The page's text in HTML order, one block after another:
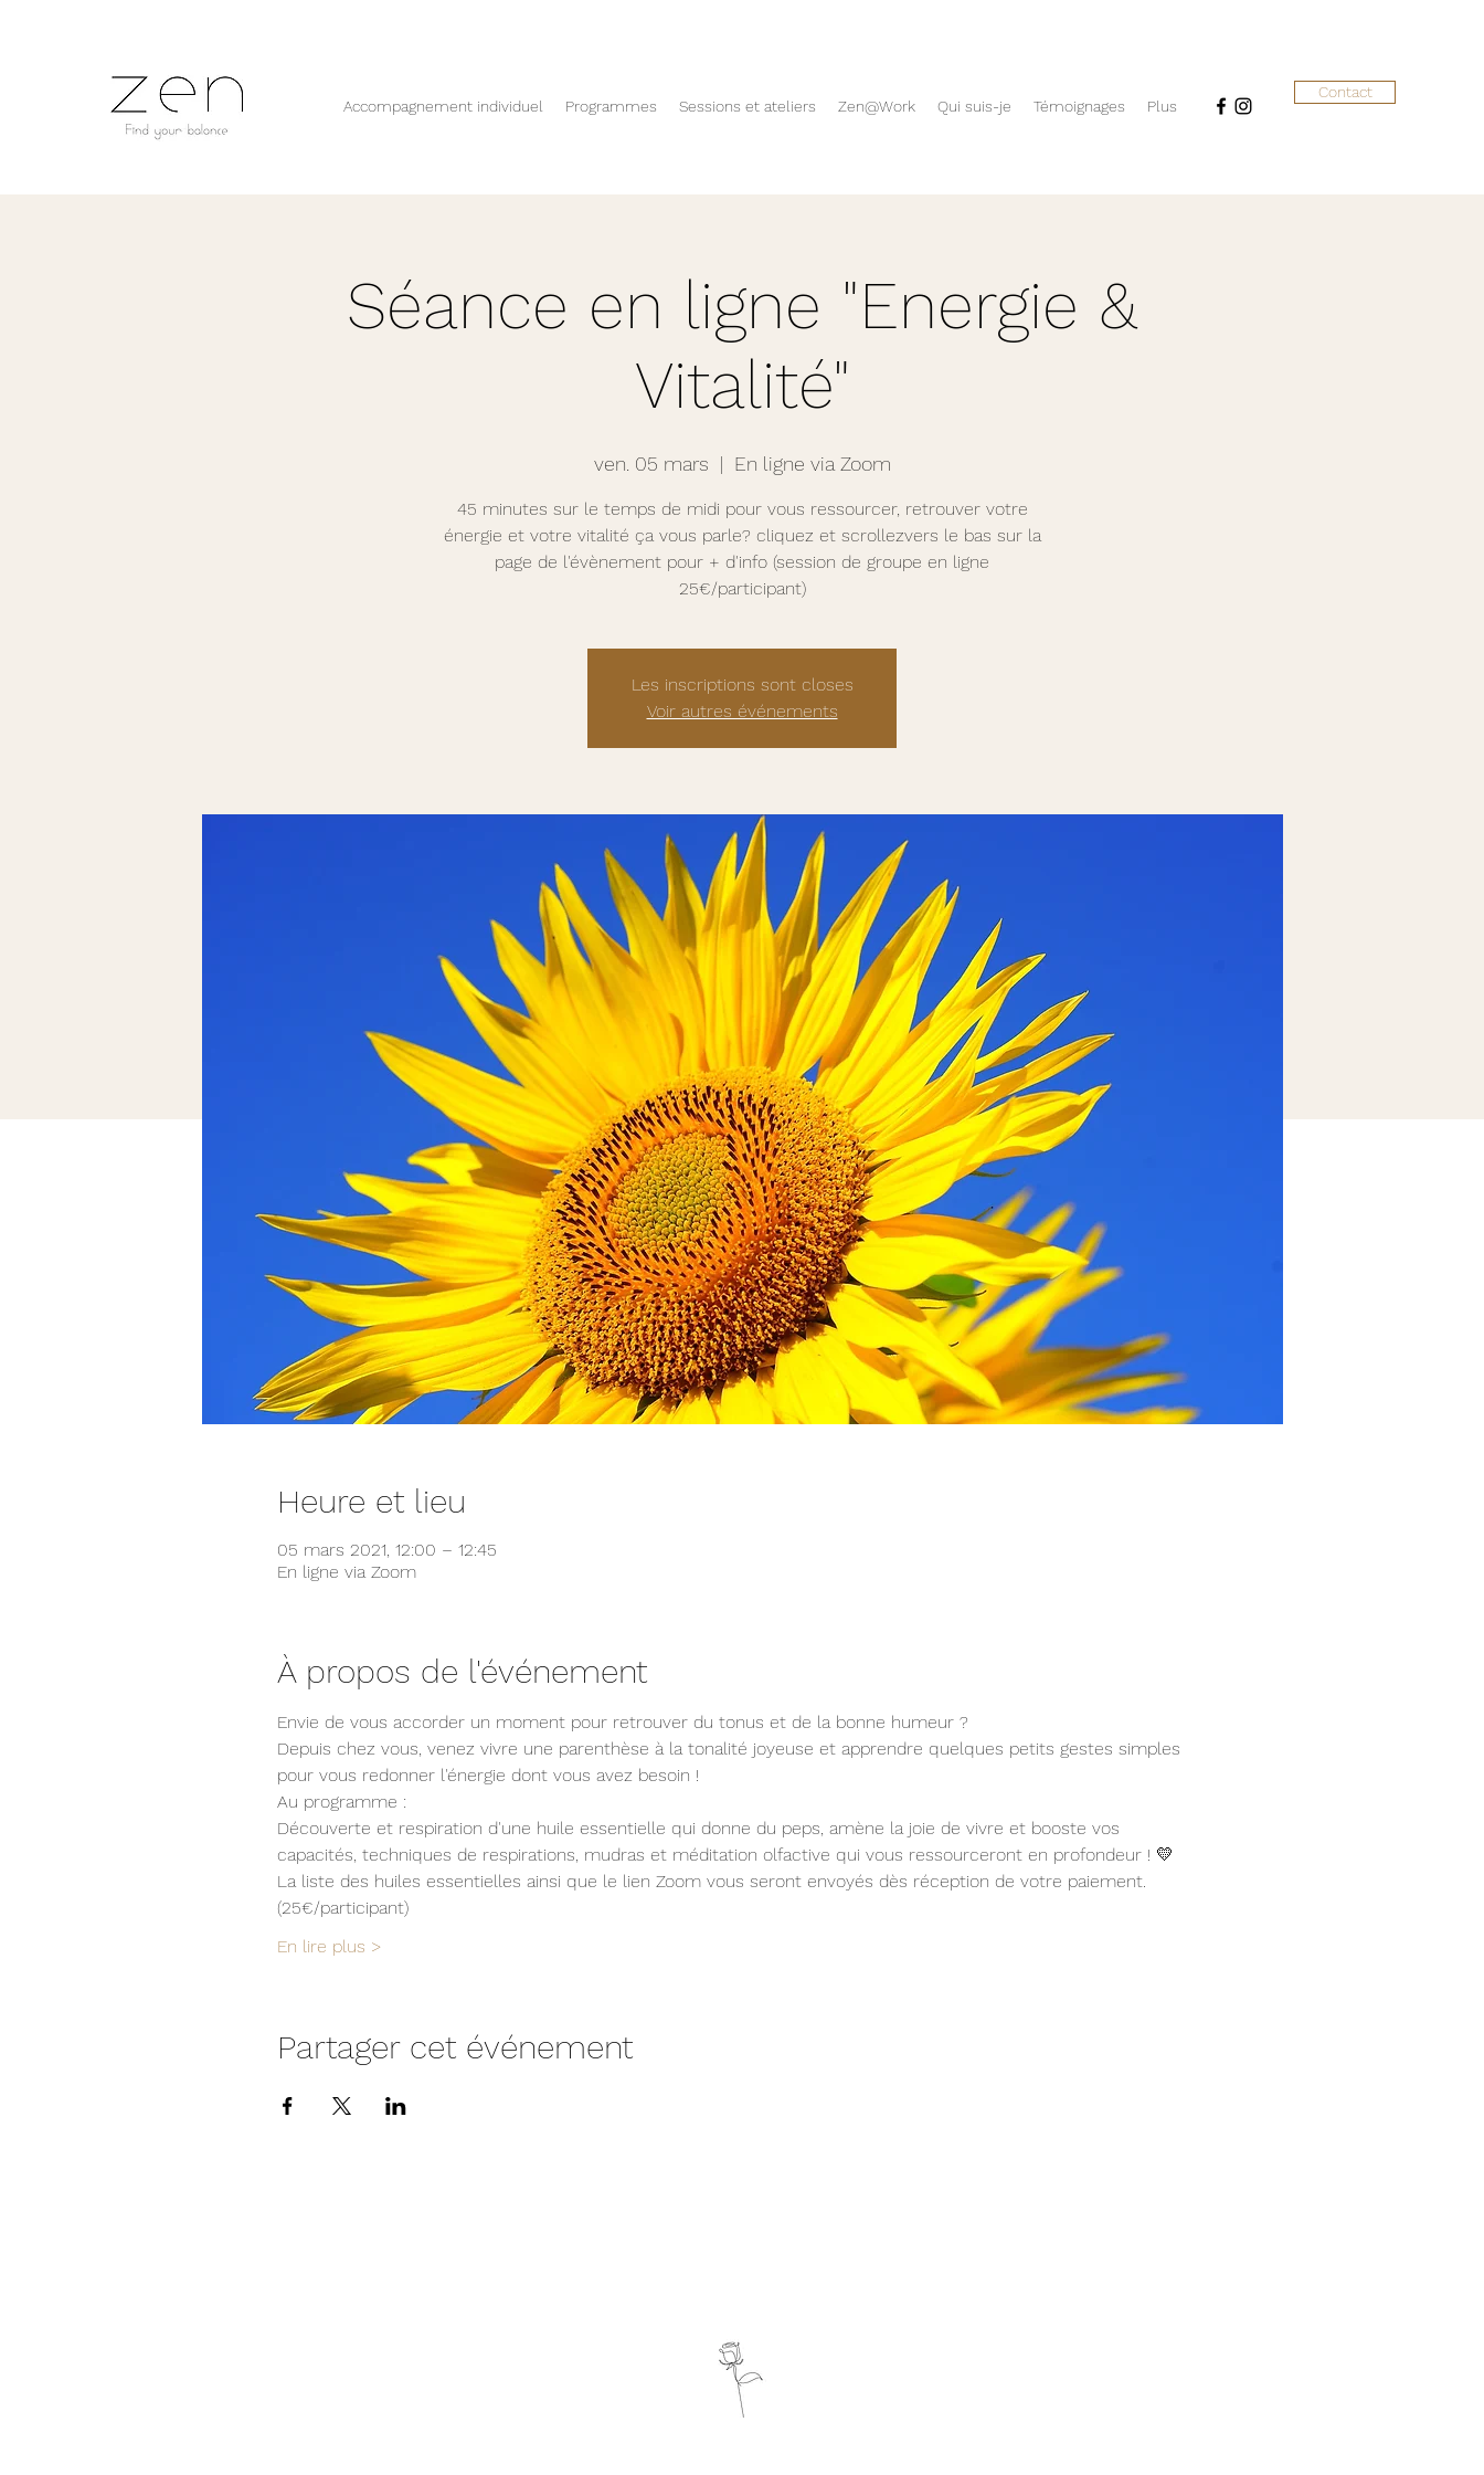
Accompagnement individuel Programmes Sessions et ateliers Zen@Work Qui suis-je Témoignages Plus
Contact
Séance en ligne "Energie &
Vitalité"
ven. 05 mars
  |
En ligne via Zoom
45 minutes sur le temps de midi pour vous ressourcer, retrouver votre
énergie et votre vitalité ça vous parle? cliquez et scrollezvers le bas sur la
page de l'évènement pour + d'info (session de groupe en ligne
25€/participant)
Les inscriptions sont closes
Voir autres événements
Heure et lieu
05 mars 2021, 12:00 – 12:45
En ligne via Zoom
À propos de l'événement
Envie de vous accorder un moment pour retrouver du tonus et de la bonne humeur ?
Depuis chez vous, venez vivre une parenthèse à la tonalité joyeuse et apprendre quelques petits gestes simples
pour vous redonner l'énergie dont vous avez besoin !
Au programme :
Découverte et respiration d'une huile essentielle qui donne du peps, amène la joie de vivre et booste vos
capacités, techniques de respirations, mudras et méditation olfactive qui vous ressourceront en profondeur ! 💛
La liste des huiles essentielles ainsi que le lien Zoom vous seront envoyés dès réception de votre paiement.
(25€/participant)
En lire plus >
Partager cet événement